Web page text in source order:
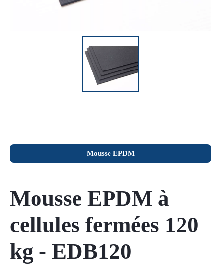
Mousse EPDM
Mousse EPDM à
cellules fermées 120
kg - EDB120